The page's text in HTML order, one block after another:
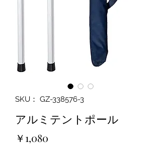
SKU： GZ-338576-3
アルミテントポール
￥1,080